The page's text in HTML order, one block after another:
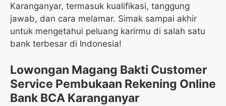
Karanganyar, termasuk kualifikasi, tanggung
jawab, dan cara melamar. Simak sampai akhir
untuk mengetahui peluang karirmu di salah satu
bank terbesar di Indonesia!
Lowongan Magang Bakti Customer
Service Pembukaan Rekening Online
Bank BCA Karanganyar